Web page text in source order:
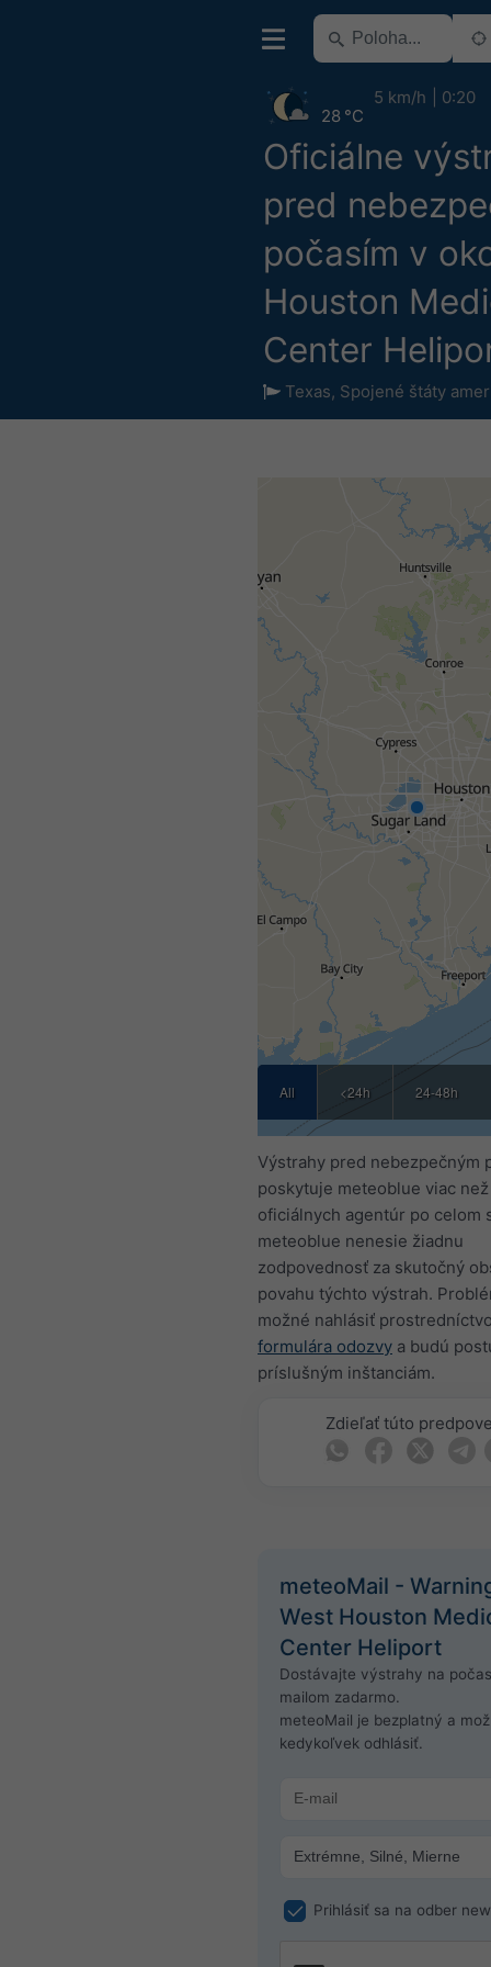
Oficiálne
pred
počasím v
Houston
Center
Texas, Spojené štáty
28 °C
5 km/h 0:20
All <24h 24-48h
Výstrahy pred nebezpečným
poskytuje meteoblue viac
oficiálnych agentúr po celom
meteoblue nenesie žiadnu
zodpovednosť za skutočný
povahu týchto výstrah.
možné nahlásiť
formulára odozvy a budú
príslušným inštanciám.
Zdieľať túto
meteoMail -
West Houston
Center Heliport
Dostávajte výstrahy na
mailom zadarmo.
meteoMail je bezplatný a
kedykoľvek odhlásiť.
Prihlásiť sa na odber